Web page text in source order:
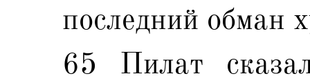
последний обман
65 Пилат